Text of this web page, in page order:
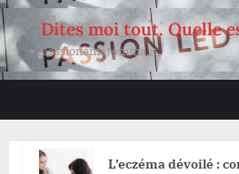
Skip
to
content
Dites moi tout. Quelle
passionemaremma.it
L’eczéma dévoilé :